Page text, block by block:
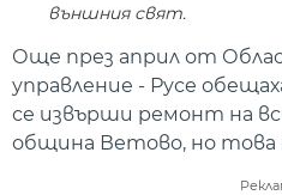
външния свят.
Още през април от
управление - Русе
се извърши ремонт на
община Ветово, но това